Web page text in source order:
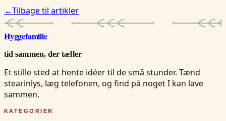
←Tilbage til artikler
Hyggefamilie
tid sammen, der tæller
Et stille sted at hente idéer til de små stunder. Tænd
stearinlys, læg telefonen, og find på noget I kan lave
sammen.
KATEGORIER